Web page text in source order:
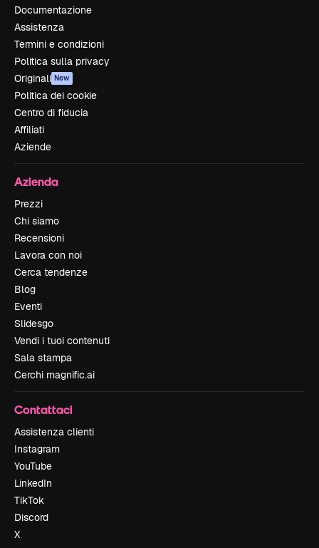
Documentazione
Assistenza
Termini e condizioni
Politica sulla privacy
Originali New
Politica dei cookie
Centro di fiducia
Affiliati
Aziende
Azienda
Prezzi
Chi siamo
Recensioni
Lavora con noi
Cerca tendenze
Blog
Eventi
Slidesgo
Vendi i tuoi contenuti
Sala stampa
Cerchi magnific.ai
Contattaci
Assistenza clienti
Instagram
YouTube
LinkedIn
TikTok
Discord
X